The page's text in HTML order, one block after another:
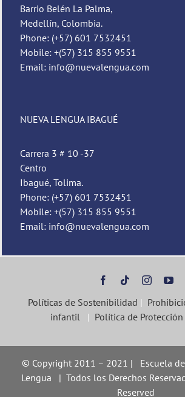
Barrio Belén La Palma,
Medellín, Colombia.
Phone: (+57) 601 7532451
Mobile: +(57) 315 855 9551
Email: info@nuevalengua.com
NUEVA LENGUA IBAGUÉ
Carrera 3 # 10 -37
Centro
Ibagué, Tolima.
Phone: (+57) 601 7532451
Mobile: +(57) 315 855 9551
Email: info@nuevalengua.com
Políticas de Sostenibilidad |
infantil | Política de
© Copyright 2011 – 2021 | Escuela
Lengua | Todos los Derechos
Reserved